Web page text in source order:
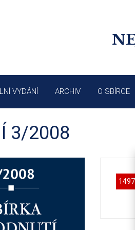
VYDÁNÍ ARCHIV O SBÍRCE
3/2008